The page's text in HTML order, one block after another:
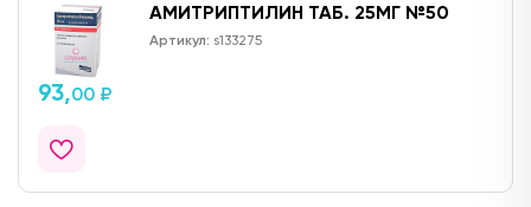
АМИТРИПТИЛИН ТАБ. 25МГ №50
Артикул: s133275
93,00 ₽